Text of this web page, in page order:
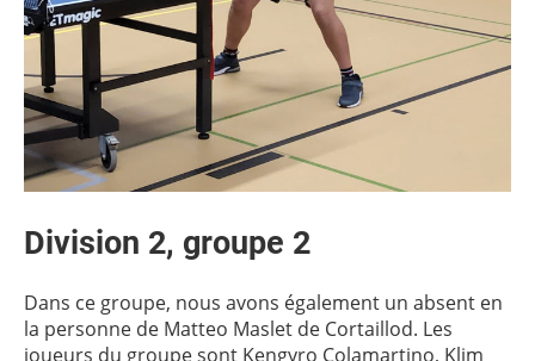
Division 2, groupe 2
Dans ce groupe, nous avons également un absent en
la personne de Matteo Maslet de Cortaillod. Les
joueurs du groupe sont Kengyro Colamartino, Klim